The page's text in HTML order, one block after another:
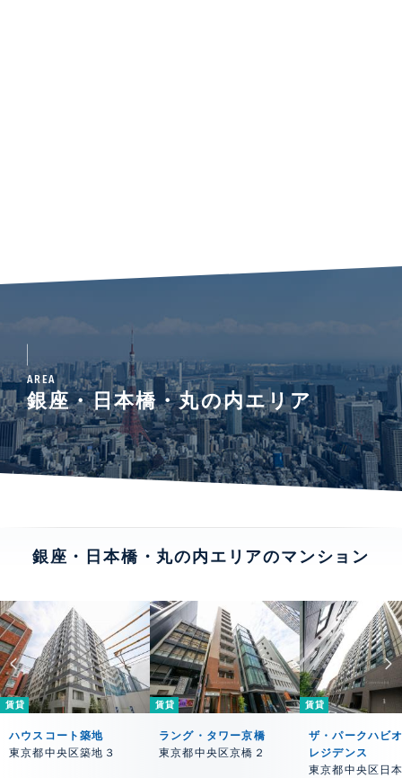
AREA
銀座・日本橋・丸の内エリア
銀座・日本橋・丸の内エリアのマンション
賃貸
ハウスコート築地
東京都中央区築地３
賃貸
ラング・タワー京橋
東京都中央区京橋２
賃貸
ザ・パークハビ
レジデンス
東京都中央区日